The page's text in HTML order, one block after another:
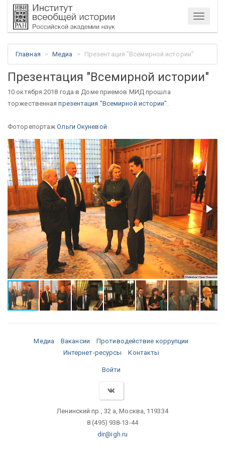
Меню
Главная Медиа Презентация "Всемирной истории"
Презентация "Всемирной истории"
10 октября 2018 года в Доме приемов МИД прошла
торжественнаяпрезентация "Всемирной истории"
ФоторепортажОльги Окуневой
Медиа Вакансии
Противодействие коррупции
Интернет-ресурсы
Контакты
Войти
Ленинский пр., 32 а, Москва, 119334
8 (495) 938-13-44
dir@igh.ru